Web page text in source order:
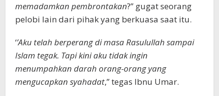
memadamkan pembrontakan?’’ gugat seorang
pelobi lain dari pihak yang berkuasa saat itu.
‘’Aku telah berperang di masa Rasulullah sampai
Islam tegak. Tapi kini aku tidak ingin
menumpahkan darah orang-orang yang
mengucapkan syahadat,’’ tegas Ibnu Umar.